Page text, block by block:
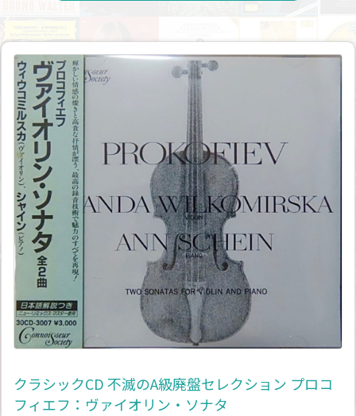
クラシックCD 不滅のA級廃盤セレクション プロコ
フィエフ：ヴァイオリン・ソナタ